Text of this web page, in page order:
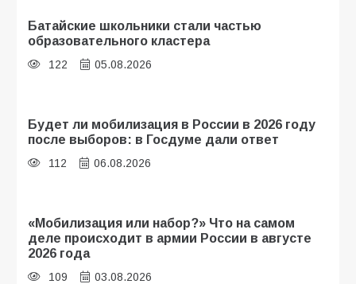
Батайские школьники стали частью
образовательного кластера
122 05.08.2026
Будет ли мобилизация в России в 2026 году
после выборов: в Госдуме дали ответ
112 06.08.2026
«Мобилизация или набор?» Что на самом
деле происходит в армии России в августе
2026 года
109 03.08.2026